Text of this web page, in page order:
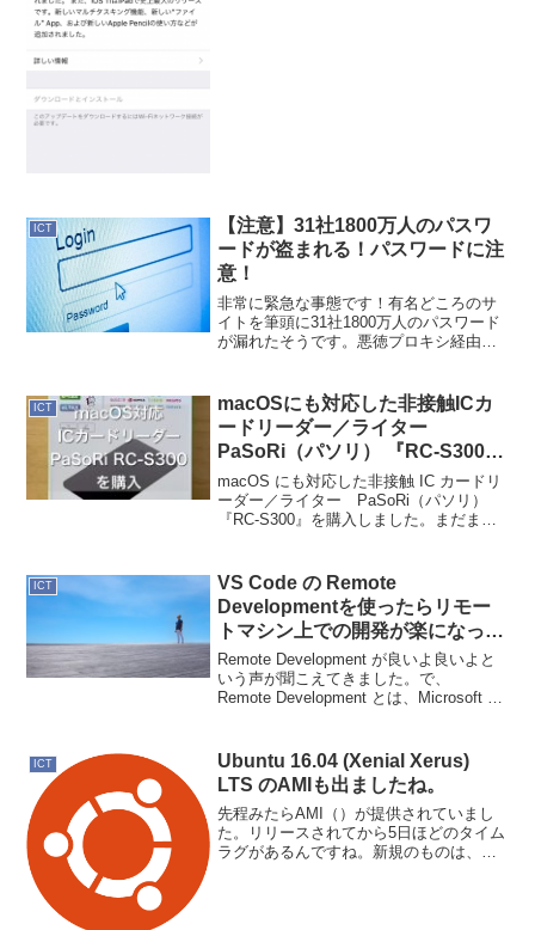
ICT
【注意】31社1800万人のパスワ
ードが盗まれる！パスワードに注
意！
非常に緊急な事態です！有名どころのサ
イトを筆頭に31社1800万人のパスワード
が漏れたそうです。悪徳プロキシ経由に
ドを変更するしか対策はありません。情
報ソースはこちら。...
ICT
macOSにも対応した非接触ICカ
ードリーダー／ライター
PaSoRi（パソリ） 『RC-S300』
を購入した
macOS にも対応した非接触 IC カードリ
ーダー／ライター PaSoRi（パソリ）
『RC-S300』を購入しました。まだまだ
リーダーが、macOS 対...
ICT
VS Code の Remote
Developmentを使ったらリモー
トマシン上での開発が楽になった
件
Remote Development が良いよ良いよと
いう声が聞こえてきました。で、
Remote Development とは、Microsoft が
V...
ICT
Ubuntu 16.04 (Xenial Xerus)
LTS のAMIも出ましたね。
先程みたらAMI（）が提供されていまし
た。リリースされてから5日ほどのタイム
ラグがあるんですね。新規のものは、こ